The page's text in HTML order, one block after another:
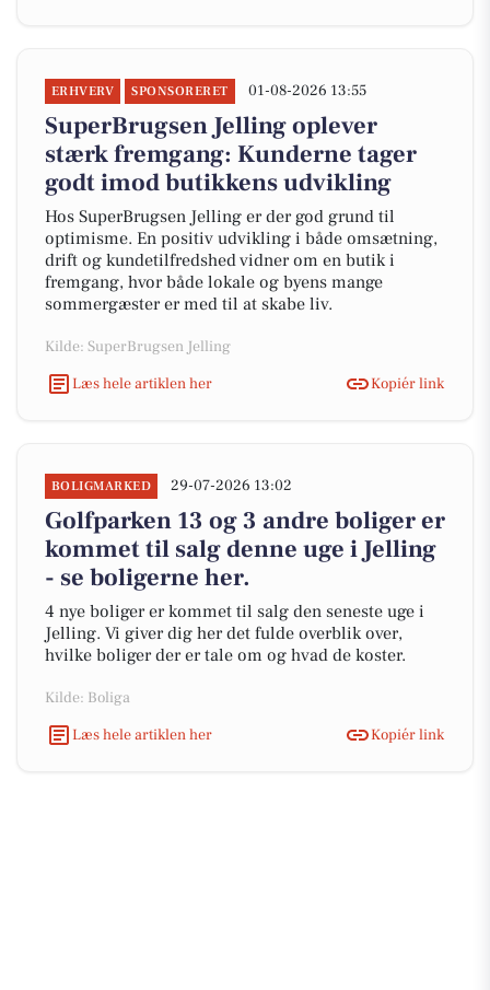
ERHVERV SPONSORERET 01-08-2026 13:55
SuperBrugsen Jelling oplever
stærk fremgang: Kunderne tager
godt imod butikkens udvikling
Hos SuperBrugsen Jelling er der god grund til
optimisme. En positiv udvikling i både omsætning,
drift og kundetilfredshed vidner om en butik i
fremgang, hvor både lokale og byens mange
sommergæster er med til at skabe liv.
Kilde: SuperBrugsen Jelling
Læs hele artiklen her
Kopiér link
BOLIGMARKED 29-07-2026 13:02
Golfparken 13 og 3 andre boliger er
kommet til salg denne uge i Jelling
- se boligerne her.
4 nye boliger er kommet til salg den seneste uge i
Jelling. Vi giver dig her det fulde overblik over,
hvilke boliger der er tale om og hvad de koster.
Kilde: Boliga
Læs hele artiklen her
Kopiér link